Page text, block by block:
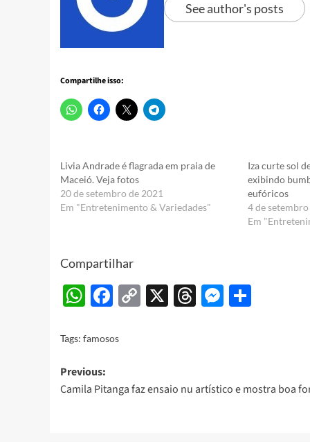
See author's posts
Compartilhe isso:
Livia Andrade é flagrada em praia de
Maceió. Veja fotos
20 de setembro de 2021
Em "Entretenimento & Variedades"
Iza curte sol
exibindo
eufóricos
4 de
Em
Compartilhar
WhatsApp
Facebook
Copy
X Threads
Tags: famosos
Post
navigation
Previous:
Camila Pitanga faz ensaio nu artístico e mostra boa